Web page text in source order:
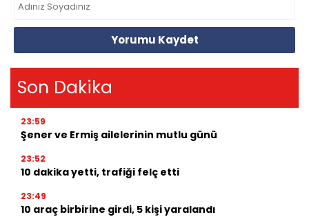
Yorumu Kaydet
Son Dakika
23:59
Şener ve Ermiş ailelerinin mutlu günü
23:52
10 dakika yetti, trafiği felç etti
23:49
10 araç birbirine girdi, 5 kişi yaralandı